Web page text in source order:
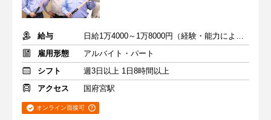
給与
日給1万4000～1万8000円（経験・能力による）
雇用形態
アルバイト・パート
シフト
週3日以上 1日8時間以上
アクセス
国府宮駅
オンライン面接可